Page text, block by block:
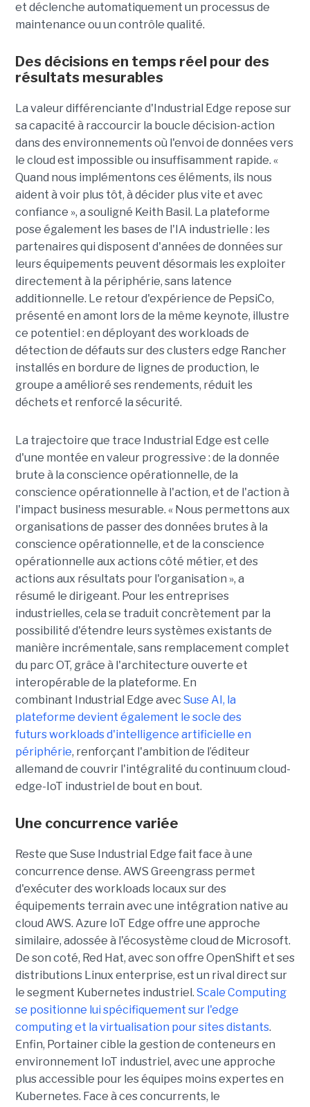
et déclenche automatiquement un processus de
maintenance ou un contrôle qualité.
Des décisions en temps réel pour des
résultats mesurables
La valeur différenciante d'Industrial Edge repose sur
sa capacité à raccourcir la boucle décision-action
dans des environnements où l'envoi de données vers
le cloud est impossible ou insuffisamment rapide. «
Quand nous implémentons ces éléments, ils nous
aident à voir plus tôt, à décider plus vite et avec
confiance », a souligné Keith Basil. La plateforme
pose également les bases de l'IA industrielle : les
partenaires qui disposent d'années de données sur
leurs équipements peuvent désormais les exploiter
directement à la périphérie, sans latence
additionnelle. Le retour d'expérience de PepsiCo,
présenté en amont lors de la même keynote, illustre
ce potentiel : en déployant des workloads de
détection de défauts sur des clusters edge Rancher
installés en bordure de lignes de production, le
groupe a amélioré ses rendements, réduit les
déchets et renforcé la sécurité.
La trajectoire que trace Industrial Edge est celle
d'une montée en valeur progressive : de la donnée
brute à la conscience opérationnelle, de la
conscience opérationnelle à l'action, et de l'action à
l'impact business mesurable. « Nous permettons aux
organisations de passer des données brutes à la
conscience opérationnelle, et de la conscience
opérationnelle aux actions côté métier, et des
actions aux résultats pour l'organisation », a
résumé le dirigeant. Pour les entreprises
industrielles, cela se traduit concrètement par la
possibilité d'étendre leurs systèmes existants de
manière incrémentale, sans remplacement complet
du parc OT, grâce à l'architecture ouverte et
interopérable de la plateforme. En
combinant Industrial Edge avec Suse AI, la
plateforme devient également le socle des
futurs workloads d'intelligence artificielle en
périphérie, renforçant l'ambition de l’éditeur
allemand de couvrir l'intégralité du continuum cloud-
edge-IoT industriel de bout en bout.
Une concurrence variée
Reste que Suse Industrial Edge fait face à une
concurrence dense. AWS Greengrass permet
d'exécuter des workloads locaux sur des
équipements terrain avec une intégration native au
cloud AWS. Azure IoT Edge offre une approche
similaire, adossée à l'écosystème cloud de Microsoft.
De son coté, Red Hat, avec son offre OpenShift et ses
distributions Linux enterprise, est un rival direct sur
le segment Kubernetes industriel. Scale Computing
se positionne lui spécifiquement sur l'edge
computing et la virtualisation pour sites distants.
Enfin, Portainer cible la gestion de conteneurs en
environnement IoT industriel, avec une approche
plus accessible pour les équipes moins expertes en
Kubernetes. Face à ces concurrents, le